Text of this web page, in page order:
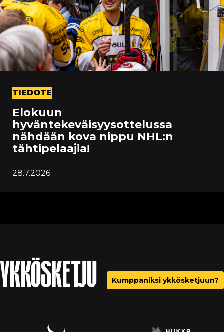
TIEDOTE
Elokuun
hyväntekeväisyysottelussa
nähdään kova nippu NHL:n
tähtipelaajia!
28.7.2026
YKKÖSKETJU Kumppaniksi ykkösketjuun?